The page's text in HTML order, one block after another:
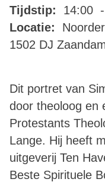
Tijdstip:
14:00
Locatie:
1502 DJ
Dit portret van
door theoloog en
Protestants
Lange. Hij heeft
uitgeverij Ten
Beste Spirituele